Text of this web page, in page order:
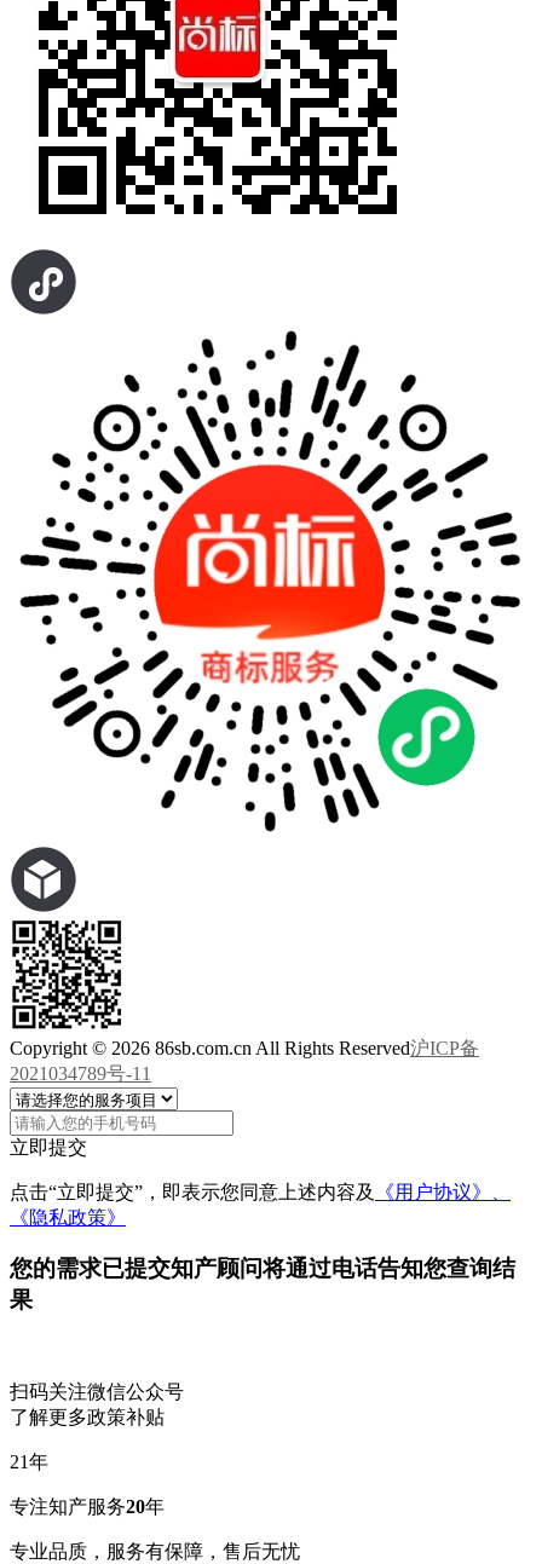
Copyright © 2026 86sb.com.cn All Rights Reserved沪ICP备
2021034789号-11
立即提交
点击“立即提交”，即表示您同意上述内容及
《用户协议》、
《隐私政策》
您的需求已提交知产顾问将通过电话告知您查询结
果
扫码关注微信公众号
了解更多政策补贴
21年
专注知产服务20年
专业品质，服务有保障，售后无忧